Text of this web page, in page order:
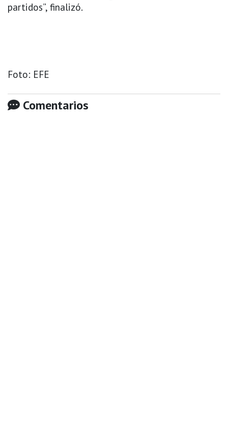
partidos”, finalizó.
Foto: EFE
Comentarios